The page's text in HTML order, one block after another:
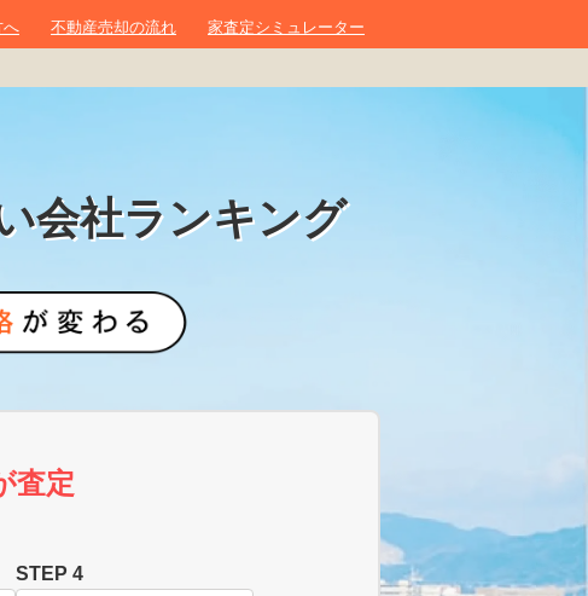
へ 不動産売却の流れ 家査定シミュレーター
会社ランキング
査定
STEP 4